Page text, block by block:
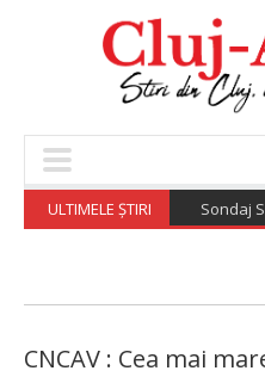
ULTIMELE ȘTIRI Sondaj
CNCAV : Cea mai